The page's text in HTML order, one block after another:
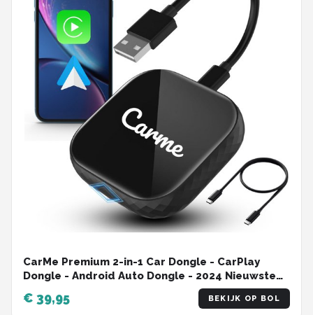
CarMe Premium 2-in-1 Car Dongle - CarPlay
Dongle - Android Auto Dongle - 2024 Nieuwste
Model - Draadloos CarPlay & Android Auto -
Zwart
€ 39,95 BEKIJK OP BOL